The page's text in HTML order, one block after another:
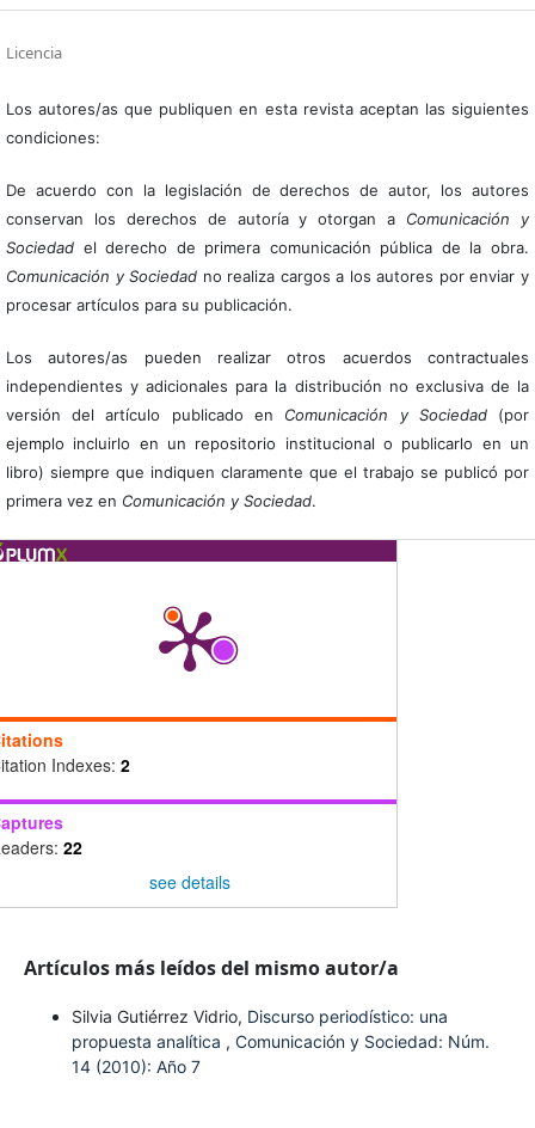
Licencia
Los autores/as que publiquen en esta revista aceptan las siguientes
condiciones:
De acuerdo con la legislación de derechos de autor, los autores
conservan los derechos de autoría y otorgan a Comunicación y
Sociedadel derecho de primera comunicación pública de la obra.
Comunicación y Sociedad no realiza cargos a los autores por enviar y
procesar artículos para su publicación.
Los autores/as pueden realizar otros acuerdos contractuales
independientes y adicionales para la distribución no exclusiva de la
versión del artículo publicado en Comunicación y Sociedad(por
ejemplo incluirlo en un repositorio institucional o publicarlo en un
libro) siempre que indiquen claramente que el trabajo se publicó por
primera vez en Comunicación y Sociedad.
Indexes: 2
22
see details
Artículos más leídos del mismo autor/a
Silvia Gutiérrez Vidrio, Discurso periodístico: una
propuesta analítica , Comunicación y Sociedad: Núm.
14 (2010): Año 7